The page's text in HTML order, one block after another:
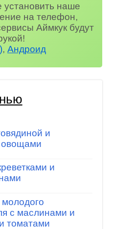
установить наше
на телефон,
Аймкук будут
,Андроид
и
и
с маслинами и
томатами